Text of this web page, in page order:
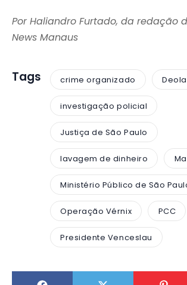
Por Haliandro Furtado, da redação
News Manaus
Tags crime organizado
investigação policial
Justiça de São Paulo
lavagem de dinheiro
Ministério Público de São
Operação Vérnix PCC
Presidente Venceslau